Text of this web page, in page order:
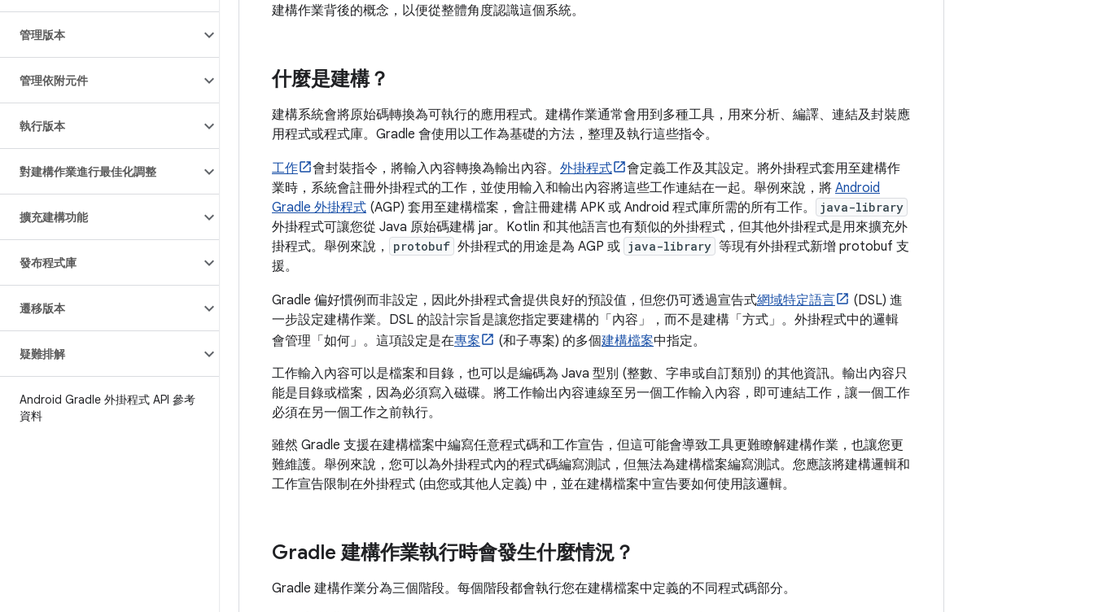
管理版本
管理依附元件
執行版本
對建構作業進行最佳化調整
擴充建構功能
發布程式庫
遷移版本
疑難排解
Android Gradle 外掛程式 API 參考
資料
建構作業背後的概念，以便從整體角度認識這個系統。
什麼是建構？
建構系統會將原始碼轉換為可執行的應用程式。建構作業通常會用到多種工具，用來分析、編譯、連結及封裝應
用程式或程式庫。Gradle 會使用以工作為基礎的方法，整理及執行這些指令。
工作 會封裝指令，將輸入內容轉換為輸出內容。 外掛程式
會定義工作及其設定。將外掛程式套用至建構作
業時，系統會註冊外掛程式的工作，並使用輸入和輸出內容將這些工作連結在一起。舉例來說，將 Android
Gradle 外掛程式 (AGP) 套用至建構檔案，會註冊建構 APK 或 Android 程式庫所需的所有工作。 java-library
外掛程式可讓您從 Java 原始碼建構 jar。Kotlin 和其他語言也有類似的外掛程式，但其他外掛程式是用來擴充外
掛程式。舉例來說，
protobuf 外掛程式的用途是為 AGP 或 java-library 等現有外掛程式新增 protobuf 支
援。
Gradle 偏好慣例而非設定，因此外掛程式會提供良好的預設值，但您仍可透過宣告式網域特定語言
(DSL) 進
一步設定建構作業。DSL 的設計宗旨是讓您指定要建構的「內容」
，而不是建構「方式」 。外掛程式中的邏輯
會管理「如何」。這項設定是在專案 (和子專案) 的多個建構檔案中指定。
工作輸入內容可以是檔案和目錄，也可以是編碼為 Java 型別 (整數、字串或自訂類別) 的其他資訊。輸出內容只
能是目錄或檔案，因為必須寫入磁碟。將工作輸出內容連線至另一個工作輸入內容，即可連結工作，讓一個工作
必須在另一個工作之前執行。
雖然 Gradle 支援在建構檔案中編寫任意程式碼和工作宣告，但這可能會導致工具更難瞭解建構作業，也讓您更
難維護。舉例來說，您可以為外掛程式內的程式碼編寫測試，但無法為建構檔案編寫測試。您應該將建構邏輯和
工作宣告限制在外掛程式 (由您或其他人定義) 中，並在建構檔案中宣告要如何使用該邏輯。
Gradle 建構作業執行時會發生什麼情況？
Gradle 建構作業分為三個階段。每個階段都會執行您在建構檔案中定義的不同程式碼部分。